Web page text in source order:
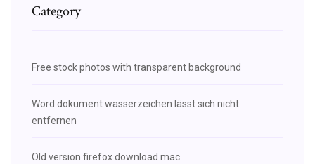
Category
Free stock photos with transparent background
Word dokument wasserzeichen lässt sich nicht
entfernen
Old version firefox download mac